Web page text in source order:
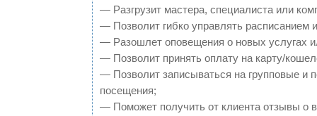
— Разгрузит мастера, специалиста или
— Позволит гибко управлять расписанием и
— Разошлет оповещения о новых услугах
— Позволит принять оплату на карту/
— Позволит записываться на групповые и
посещения;
— Поможет получить от клиента отзывы о